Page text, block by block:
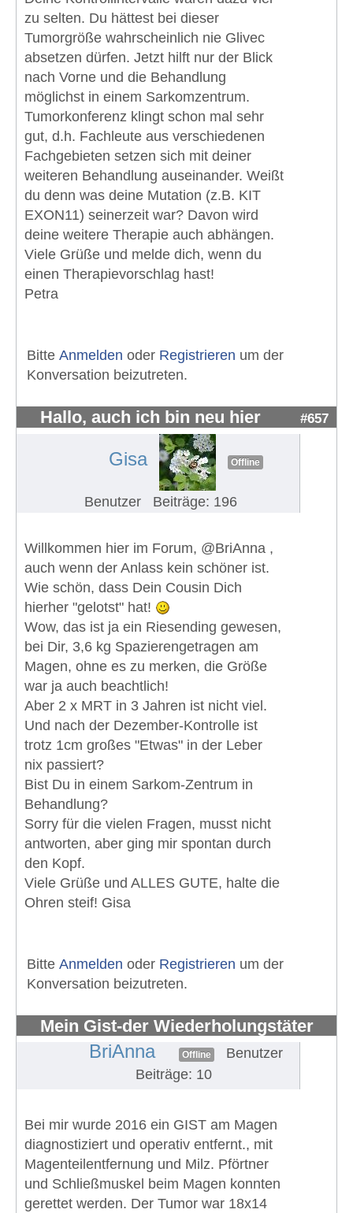
zu selten. Du hättest bei dieser
Tumorgröße wahrscheinlich nie Glivec
absetzen dürfen. Jetzt hilft nur der Blick
nach Vorne und die Behandlung
möglichst in einem Sarkomzentrum.
Tumorkonferenz klingt schon mal sehr
gut, d.h. Fachleute aus verschiedenen
Fachgebieten setzen sich mit deiner
weiteren Behandlung auseinander. Weißt
du denn was deine Mutation (z.B. KIT
EXON11) seinerzeit war? Davon wird
deine weitere Therapie auch abhängen.
Viele Grüße und melde dich, wenn du
einen Therapievorschlag hast!
Petra
Bitte Anmelden oder Registrieren um der
Konversation beizutreten.
Hallo, auch ich bin neu hier #657
Gisa Offline
Benutzer Beiträge: 196
Willkommen hier im Forum, @BriAnna ,
auch wenn der Anlass kein schöner ist.
Wie schön, dass Dein Cousin Dich
hierher "gelotst" hat!
Wow, das ist ja ein Riesending gewesen,
bei Dir, 3,6 kg Spazierengetragen am
Magen, ohne es zu merken, die Größe
war ja auch beachtlich!
Aber 2 x MRT in 3 Jahren ist nicht viel.
Und nach der Dezember-Kontrolle ist
trotz 1cm großes "Etwas" in der Leber
nix passiert?
Bist Du in einem Sarkom-Zentrum in
Behandlung?
Sorry für die vielen Fragen, musst nicht
antworten, aber ging mir spontan durch
den Kopf.
Viele Grüße und ALLES GUTE, halte die
Ohren steif! Gisa
Bitte Anmelden oder Registrieren um der
Konversation beizutreten.
Mein Gist-der Wiederholungstäter
BriAnna Offline
Benutzer
Beiträge: 10
Bei mir wurde 2016 ein GIST am Magen
diagnostiziert und operativ entfernt., mit
Magenteilentfernung und Milz. Pförtner
und Schließmuskel beim Magen konnten
gerettet werden. Der Tumor war 18x14